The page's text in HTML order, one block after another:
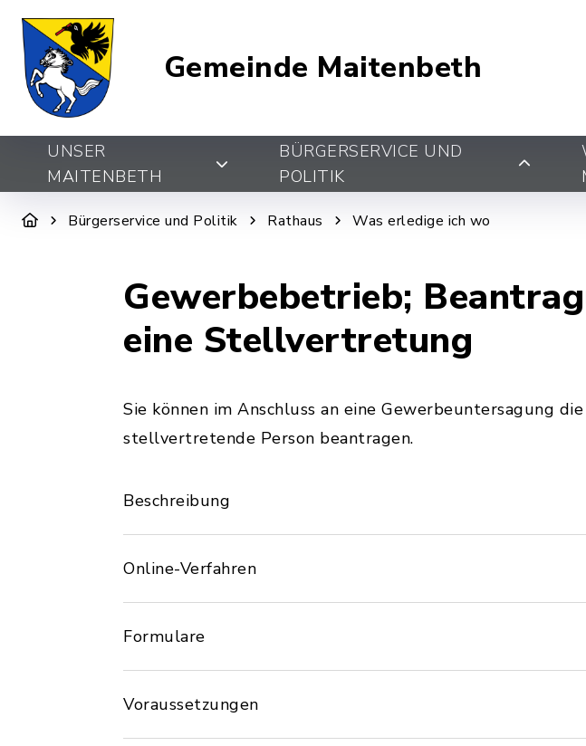
Gemeinde Maitenbeth
UNSER
MAITENBETH
BÜRGERSERVICE UND
POLITIK
Bürgerservice und Politik Rathaus Was erledige ich wo
Gewerbebetrieb;
eine Stellvertretung
Sie können im Anschluss an eine Gewerbeuntersagung
stellvertretende Person beantragen.
Beschreibung
Online-Verfahren
Formulare
Voraussetzungen